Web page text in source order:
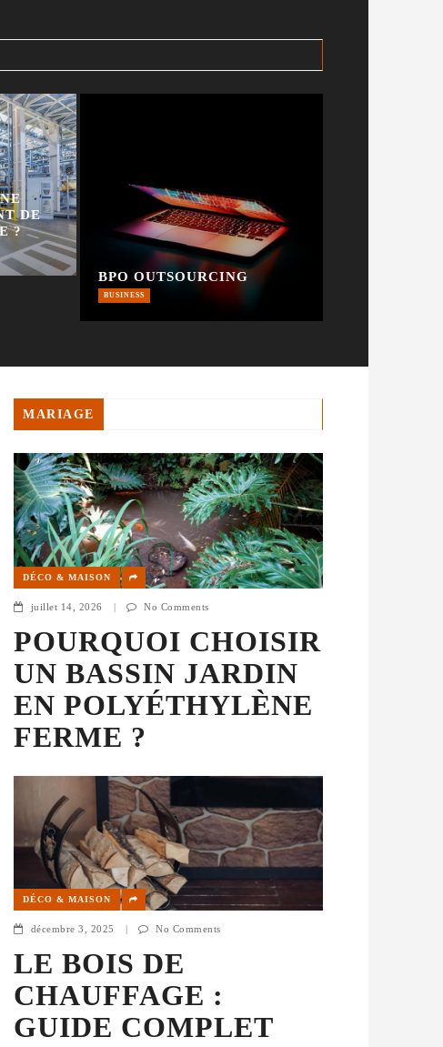
DE
?
BPO OUTSOURCING
BUSINESS
MARIAGE
DÉCO & MAISON
juillet 14, 2026 | No Comments
POURQUOI CHOISIR
UN BASSIN JARDIN
EN POLYÉTHYLÈNE
FERME ?
DÉCO & MAISON
décembre 3, 2025 No Comments
LE BOIS DE
CHAUFFAGE :
GUIDE COMPLET